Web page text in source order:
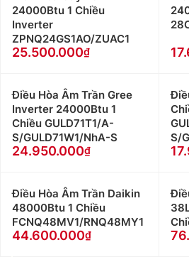
24000Btu 1 Chiều
Inverter
ZPNQ24GS1AO/ZUAC1
25.500.000
Điều Hòa Âm Trần Gree
Inverter 24000Btu 1
Chiều GULD71T1/A-
S/GULD71W1/NhA-S
24.950.000
S/
Điều Hòa Âm Trần Daikin
48000Btu 1 Chiều
FCNQ48MV1/RNQ48MY1
44.600.000